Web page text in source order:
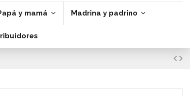
y mamá Madrina y padrino